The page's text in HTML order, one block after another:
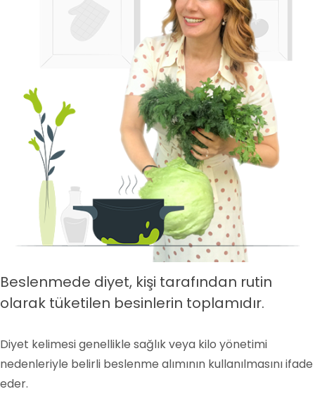
Beslenmede diyet, kişi tarafından rutin
olarak tüketilen besinlerin toplamıdır.
Diyet kelimesi genellikle sağlık veya kilo yönetimi
nedenleriyle belirli beslenme alımının kullanılmasını ifade
eder.